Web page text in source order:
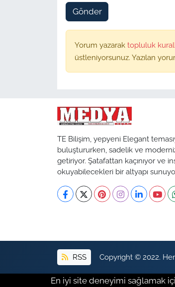
Gönder
Yorum yazarak topluluk
üstleniyorsunuz. Yazılan
TE Bilişim, yepyeni Elegant
buluştururken, sadelik ve
getiriyor. Şatafattan kaçınıyor ve
okuyabilecekleri bir altyapı
RSS Copyright © 2022. Her
En iyi site deneyimi sağlamak